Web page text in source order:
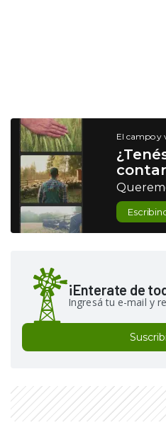
El campo y
¡Enterate de
Ingresá tu e-mail y